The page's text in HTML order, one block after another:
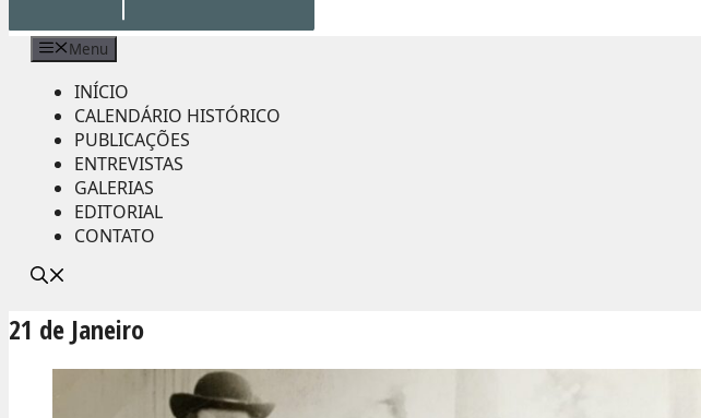
Menu
INÍCIO
CALENDÁRIO HISTÓRICO
PUBLICAÇÕES
ENTREVISTAS
GALERIAS
EDITORIAL
CONTATO
21 de Janeiro